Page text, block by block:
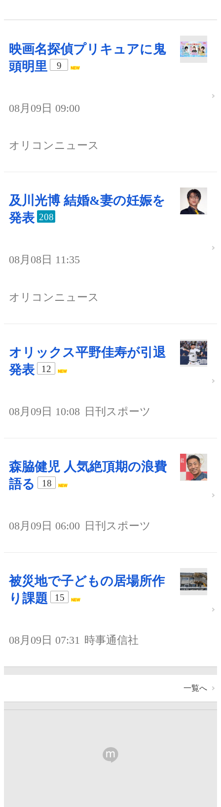
映画名探偵プリキュアに鬼
頭明里
9
08月09日 09:00
オリコンニュース
及川光博 結婚&妻の妊娠を
発表 208
08月08日 11:35
オリコンニュース
オリックス平野佳寿が引退
発表
12
08月09日 10:08 日刊スポーツ
森脇健児 人気絶頂期の浪費
語る
18
08月09日 06:00 日刊スポーツ
被災地で子どもの居場所作
り課題
15
08月09日 07:31 時事通信社
一覧へ